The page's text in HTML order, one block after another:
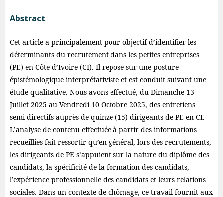
Abstract
Cet article a principalement pour objectif d’identifier les
déterminants du recrutement dans les petites entreprises
(PE) en Côte d’Ivoire (CI). Il repose sur une posture
épistémologique interprétativiste et est conduit suivant une
étude qualitative. Nous avons effectué, du Dimanche 13
Juillet 2025 au Vendredi 10 Octobre 2025, des entretiens
semi-directifs auprès de quinze (15) dirigeants de PE en CI.
L’analyse de contenu effectuée à partir des informations
recueillies fait ressortir qu’en général, lors des recrutements,
les dirigeants de PE s’appuient sur la nature du diplôme des
candidats, la spécificité de la formation des candidats,
l’expérience professionnelle des candidats et leurs relations
sociales. Dans un contexte de chômage, ce travail fournit aux